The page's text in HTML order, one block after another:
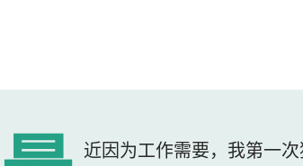
近因为工作需要，我第一